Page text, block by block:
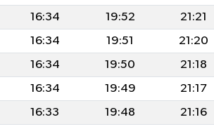
16:34 19:52
21:21
16:34 19:51
21:20
16:34 19:50
21:18
16:34 19:49
21:17
16:33 19:48
21:16